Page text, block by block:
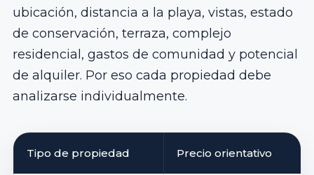
ubicación, distancia a la playa, vistas, estado
de conservación, terraza, complejo
residencial, gastos de comunidad y potencial
de alquiler. Por eso cada propiedad debe
analizarse individualmente.
Tipo de propiedad Precio orientativo